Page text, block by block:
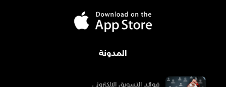
المدونة
فوائد التسويق الإلكتروني